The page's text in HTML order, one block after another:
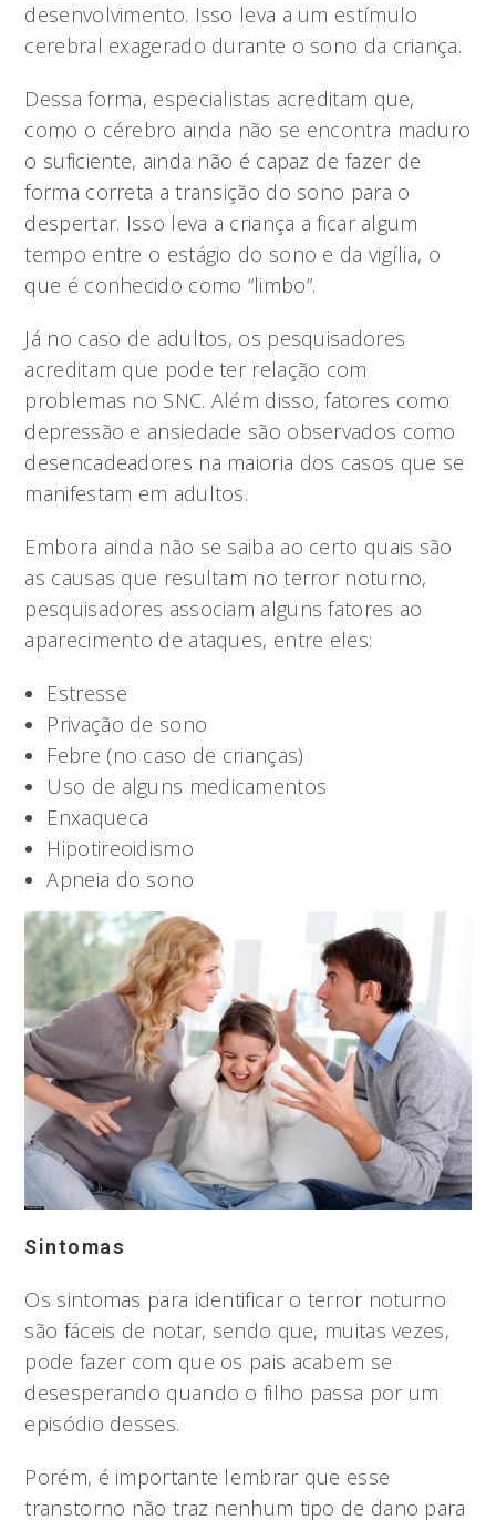
desenvolvimento. Isso leva a um estímulo
cerebral exagerado durante o sono da criança.
Dessa forma, especialistas acreditam que,
como o cérebro ainda não se encontra maduro
o suficiente, ainda não é capaz de fazer de
forma correta a transição do sono para o
despertar. Isso leva a criança a ficar algum
tempo entre o estágio do sono e da vigília, o
que é conhecido como “limbo”.
Já no caso de adultos, os pesquisadores
acreditam que pode ter relação com
problemas no SNC. Além disso, fatores como
depressão e ansiedade são observados como
desencadeadores na maioria dos casos que se
manifestam em adultos.
Embora ainda não se saiba ao certo quais são
as causas que resultam no terror noturno,
pesquisadores associam alguns fatores ao
aparecimento de ataques, entre eles:
Estresse
Privação de sono
Febre (no caso de crianças)
Uso de alguns medicamentos
Enxaqueca
Hipotireoidismo
Apneia do sono
Sintomas
Os sintomas para identificar o terror noturno
são fáceis de notar, sendo que, muitas vezes,
pode fazer com que os pais acabem se
desesperando quando o filho passa por um
episódio desses.
Porém, é importante lembrar que esse
transtorno não traz nenhum tipo de dano para